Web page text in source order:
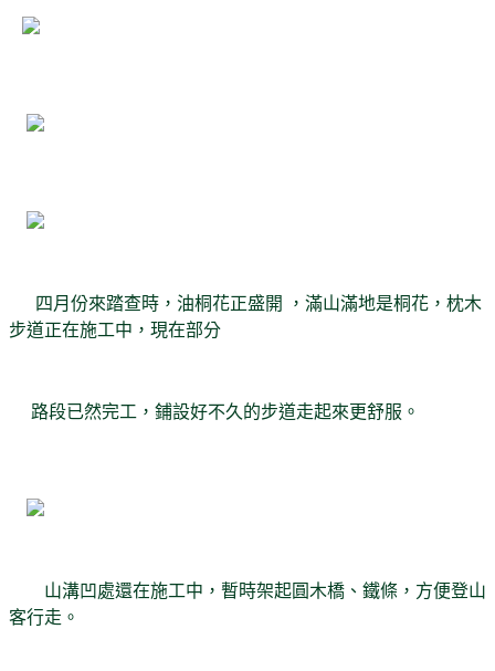
四月份來踏查時，油桐花正盛開 ，滿山滿地是桐花，枕木
步道正在施工中，現在部分
路段已然完工，鋪設好不久的步道走起來更舒服。
山溝凹處還在施工中，暫時架起圓木橋、鐵條，方便登山
客行走。